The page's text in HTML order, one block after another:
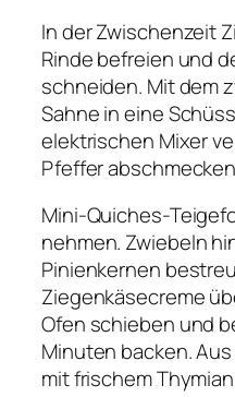
In der Zwischenzeit
Rinde befreien und
schneiden. Mit dem
Sahne in eine
elektrischen Mixer
Pfeffer
Mini-Quiches-
nehmen. Zwiebeln
Pinienkernen
Ziegenkäsecreme
Ofen schieben und
Minuten backen.
mit frischem